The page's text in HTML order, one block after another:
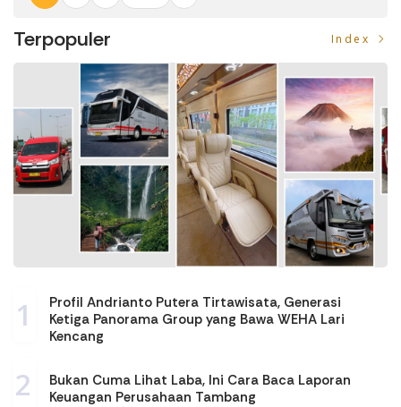
Terpopuler Index
1
Profil Andrianto Putera Tirtawisata, Generasi
Ketiga Panorama Group yang Bawa WEHA Lari
Kencang
2
Bukan Cuma Lihat Laba, Ini Cara Baca Laporan
Keuangan Perusahaan Tambang